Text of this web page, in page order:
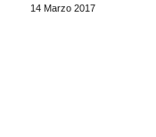
14 Marzo 2017